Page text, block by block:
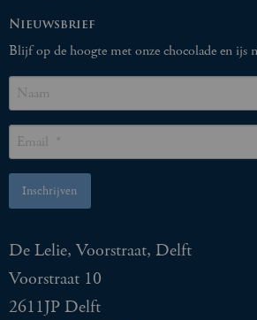
Nieuwsbrief
Blijf op de hoogte met onze chocolade en ijs
De Lelie, Voorstraat, Delft
Voorstraat 10
2611JP Delft